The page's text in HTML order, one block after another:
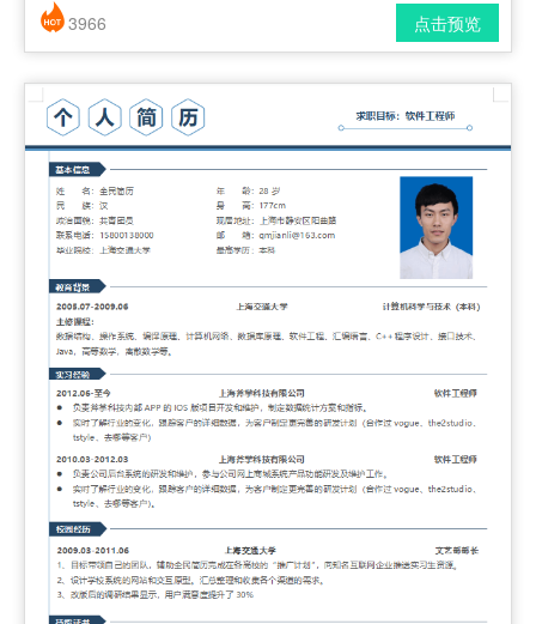
简历风格： 时尚 / 简洁 / 应届生
点击预览
3966